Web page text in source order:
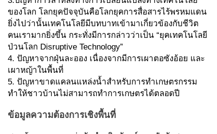
ของโลก โลกยุคปัจจุบันคือโลกยุคการสื่อสารไร้พรหมแดน
ยิ่งไปว่านั้นเทคโนโลยีมีบทบาทเข้ามาเกี่ยวข้องกับชีวิต
คนเรามากยิ่งขึ้น กระทั่งมีการกล่าวว่าเป็น “ยุคเทคโนโลยี
ป่วนโลก Disruptive Technology”
4. ปัญหาจากฝุ่นละออง เนื่องจากมีการเผาตอซังอ้อย และ
เผาหญ้าในพื้นที่
5. ปัญหาขาดแคลนแหล่งน้ำสำหรับการทำเกษตรกรรม
ทำให้ชาวบ้านไม่สามารถทำการเกษตรได้ตลอดปี
ข้อมูลความต้องการเชิงพื้นที่